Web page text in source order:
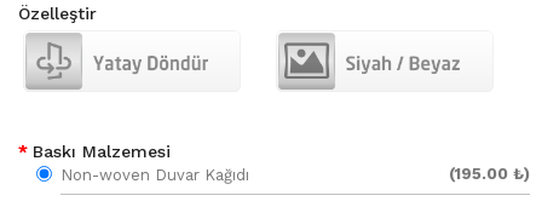
Özelleştir
Baskı Malzemesi
Non-woven Duvar Kağıdı (195.00 ₺)